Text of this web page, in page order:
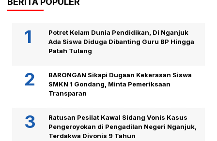
Potret Kelam Dunia Pendidikan, Di Nganjuk
Ada Siswa Diduga Dibanting Guru BP Hingga
Patah Tulang
BARONGAN Sikapi Dugaan Kekerasan Siswa
SMKN 1 Gondang, Minta Pemeriksaan
Transparan
Ratusan Pesilat Kawal Sidang Vonis Kasus
Pengeroyokan di Pengadilan Negeri Nganjuk,
Terdakwa Divonis 9 Tahun